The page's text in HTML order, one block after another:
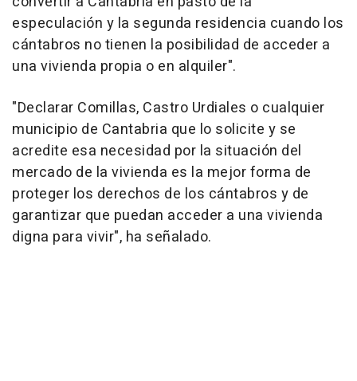
especulación y la segunda residencia cuando los
cántabros no tienen la posibilidad de acceder a
una vivienda propia o en alquiler".
"Declarar Comillas, Castro Urdiales o cualquier
municipio de Cantabria que lo solicite y se
acredite esa necesidad por la situación del
mercado de la vivienda es la mejor forma de
proteger los derechos de los cántabros y de
garantizar que puedan acceder a una vivienda
digna para vivir", ha señalado.